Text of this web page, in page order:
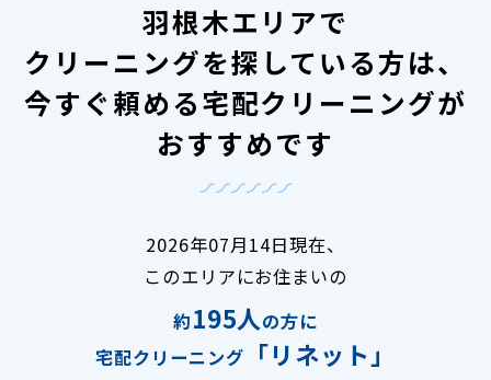
羽根木エリアで
クリーニングを探している方は、
今すぐ頼める宅配クリーニングが
おすすめです
2026年07月14日現在、
このエリアにお住まいの
約195人の方に
宅配クリーニング
「リネット」